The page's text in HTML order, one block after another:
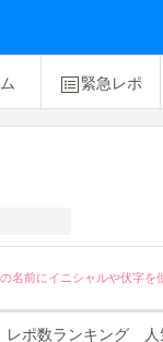
緊急レポ
[PR]友達紹介
前にイニシャルや伏字を
レポ数ランキング